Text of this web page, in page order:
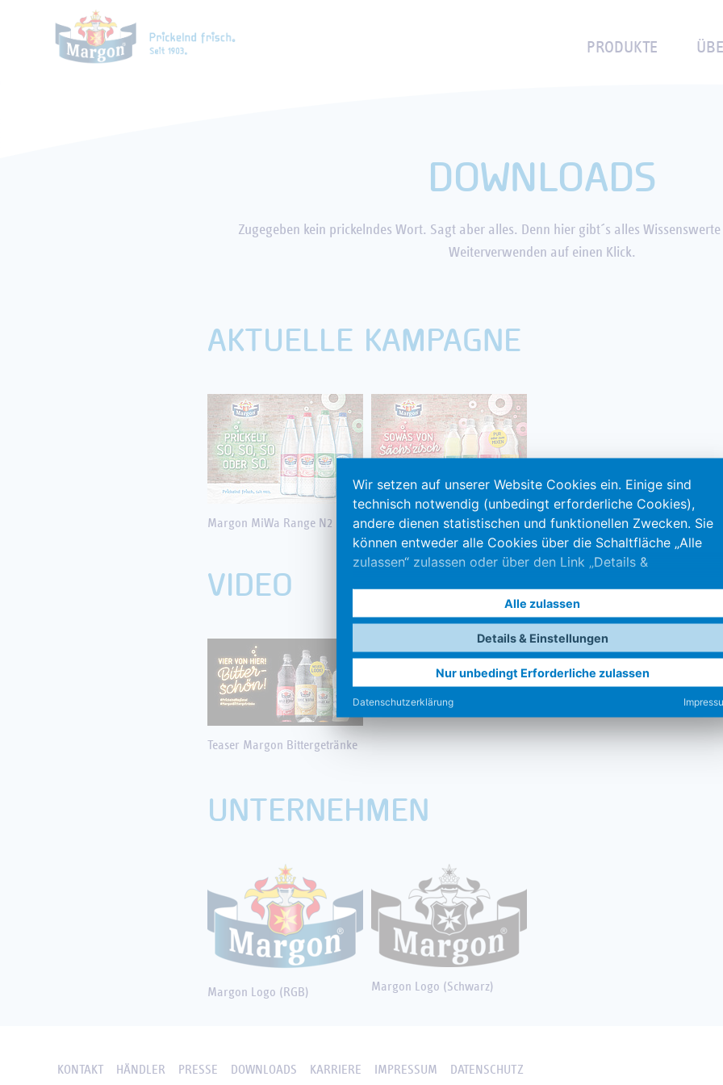
PRODUKTE
BITTERGETRÄNKE
REGIONALITÄT SPONSORING
DOWNLOADS
Zugegeben kein prickelndes Wort. Sagt aber alles. Denn hier gibt´s alles
Weiterverwenden auf einen Klick.
AKTUELLE KAMPAGNE
Margon MiWa Range N2 Margon Bitter Range
VIDEO
Teaser Margon Bittergetränke
UNTERNEHMEN
Margon Logo (RGB) Margon Logo (Schwarz)
KONTAKT HÄNDLER PRESSE DOWNLOADS KARRIERE IMPRESSUM DATENSCHUTZ
Wir setzen auf unserer Website Cookies ein. Einige sind
technisch notwendig (unbedingt erforderliche Cookies),
andere dienen statistischen und funktionellen Zwecken. Sie
können entweder alle Cookies über die Schaltfläche „Alle
zulassen“ zulassen oder über den Link „Details &
die Schaltfläche „Nur unbedingt Erforderliche zulassen“
werden nur unbedingt Erforderliche Cookies gesetzt.
können Sie Ihre Einstellungen jederzeit auch nachträglich
über das mitlaufende Datenschutz-Icon in der unteren linken
Ecke des Browser-Fensters.
Alle zulassen
Details & Einstellungen
Nur unbedingt Erforderliche zulassen
Datenschutzerklärung